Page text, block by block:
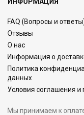
FAQ (Вопросы и
Отзывы
О нас
Информация о
Политика
данных
Условия соглашения и
Мы принимаем к